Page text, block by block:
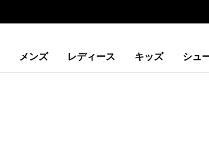
メンズ レディース キッズ シュ